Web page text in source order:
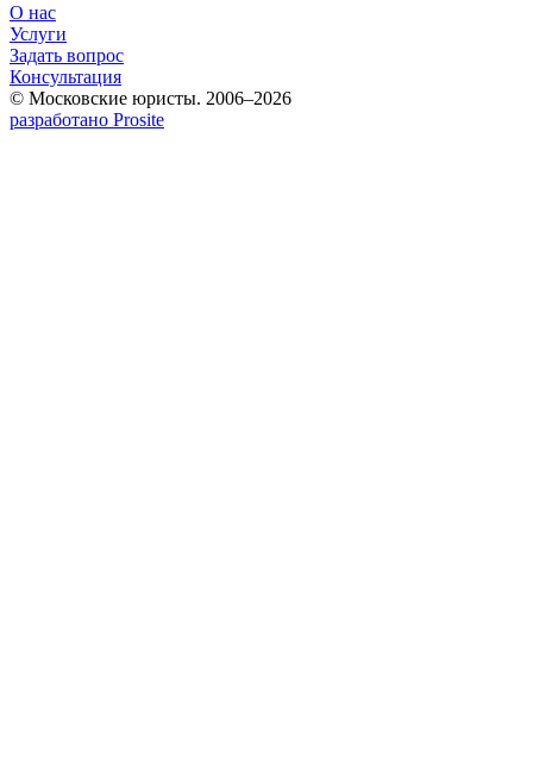
О нас
Услуги
Задать вопрос
Консультация
© Московские юристы. 2006–2026
разработано Prosite